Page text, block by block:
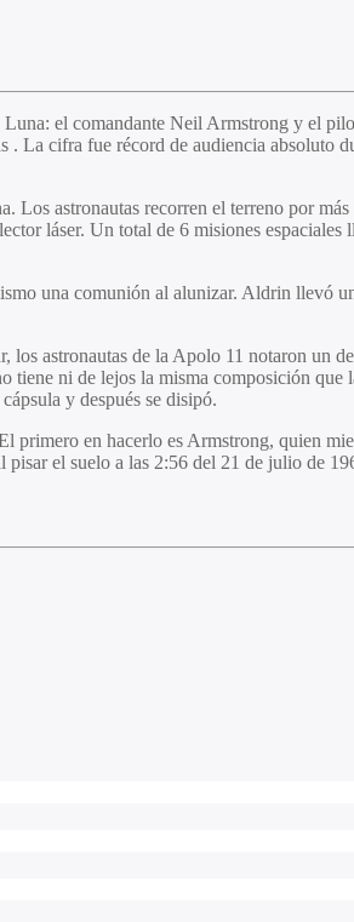
el comandante Neil Armstrong y el
La cifra fue récord de audiencia absoluto
astronautas recorren el terreno por
láser. Un total de 6 misiones
una comunión al alunizar. Aldrin llevó
astronautas de la Apolo 11 notaron un
ni de lejos la misma composición
y después se disipó.
en hacerlo es Armstrong, quien
el suelo a las 2:56 del 21 de julio de